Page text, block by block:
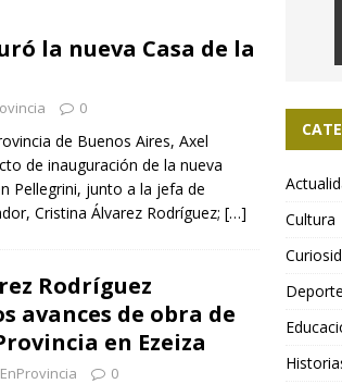
INTERÉS
la nueva Casa de la
0
de Buenos Aires, Axel
de inauguración de la nueva
Pellegrini, junto a la jefa de
Cristina Álvarez Rodríguez; […]
Rodríguez
avances de obra de
en Ezeiza
EnProvincia 0
Cultura
Deporte